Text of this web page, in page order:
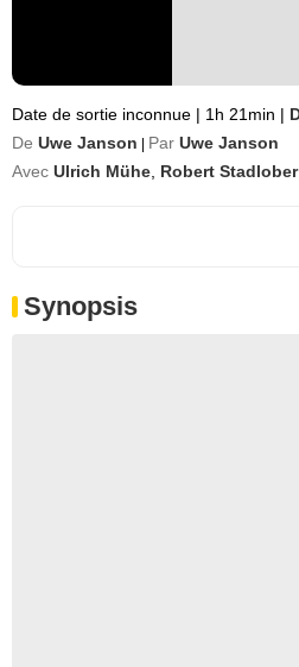
Date de sortie inconnue | 1h 21min |
De Uwe Janson Par Uwe Janson
Avec Ulrich Mühe Robert Stadlober,
Synopsis